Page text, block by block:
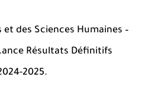
des Sciences Humaines –
Résultats Définitifs
2025.